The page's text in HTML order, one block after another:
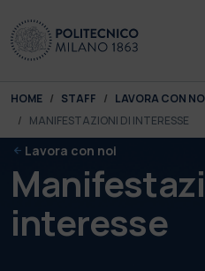
You are here:
HOME STAFF
LAVORA CON
MANIFESTAZIONI DI INTERESSE
Lavora con noi
interesse